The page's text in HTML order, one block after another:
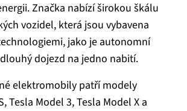
Značka nabízí širokou škálu
vozidel, která jsou vybavena
jako je autonomní
dojezd na jedno nabití.
elektromobily patří modely
Tesla Model 3, Tesla Model X a